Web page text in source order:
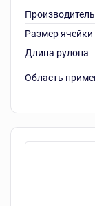
Производитель
Размер ячейки
Длина рулона
Область